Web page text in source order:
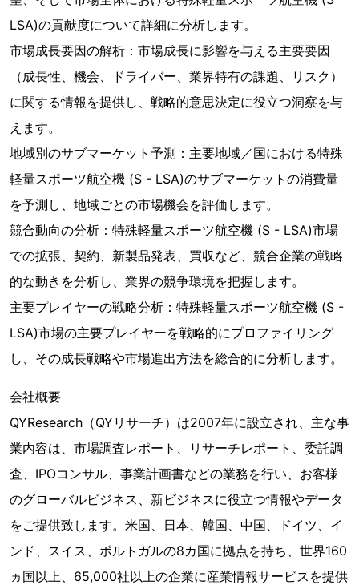
LSA)の貢献度について詳細に分析します。
市場成長要因の解析：市場成長に影響を与える主要要因
（成長性、機会、ドライバー、業界特有の課題、リスク）
に関する情報を提供し、戦略的意思決定に役立つ洞察を与
えます。
地域別のサブマーケット予測：主要地域／国における特殊
軽量スポーツ航空機 (S - LSA)のサブマーケットの消費量
を予測し、地域ごとの市場機会を評価します。
競合動向の分析：特殊軽量スポーツ航空機 (S - LSA)市場
での拡張、契約、新製品発表、買収など、競合企業の戦略
的な動きを分析し、業界の競争環境を把握します。
主要プレイヤーの戦略分析：特殊軽量スポーツ航空機 (S -
LSA)市場の主要プレイヤーを戦略的にプロファイリング
し、その成長戦略や市場進出方法を総合的に分析します。
会社概要
QYResearch（QYリサーチ）は2007年に設立され、主な事
業内容は、市場調査レポート、リサーチレポート、委託調
査、IPOコンサル、事業計画書などの業務を行い、お客様
のグローバルビジネス、新ビジネスに役立つ情報やデータ
をご提供致します。米国、日本、韓国、中国、ドイツ、イ
ンド、スイス、ポルトガルの8カ国に拠点を持ち、世界160
ヵ国以上、65,000社以上の企業に産業情報サービスを提供